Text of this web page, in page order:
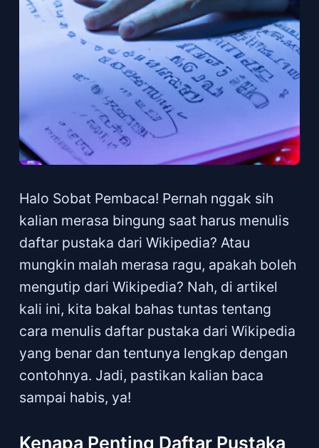
Halo Sobat Pembaca! Pernah nggak sih
kalian merasa bingung saat harus menulis
daftar pustaka dari Wikipedia? Atau
mungkin malah merasa ragu, apakah boleh
mengutip dari Wikipedia? Nah, di artikel
kali ini, kita bakal bahas tuntas tentang
cara menulis daftar pustaka dari Wikipedia
yang benar dan tentunya lengkap dengan
contohnya. Jadi, pastikan kalian baca
sampai habis, ya!
Kenapa Penting Daftar Pustaka